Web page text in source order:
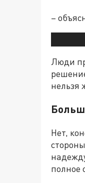
–
Люди
нельзя
Нет,
полное